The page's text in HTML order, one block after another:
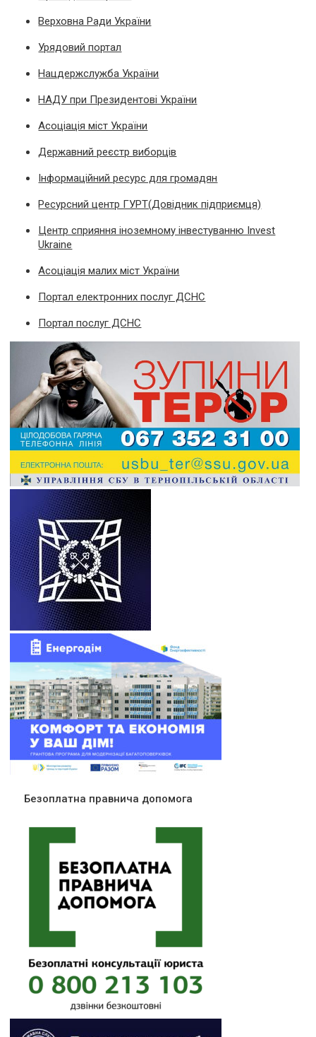
Верховна Ради України
Урядовий портал
Нацдержслужба України
НАДУ при Президентові України
Асоціація міст України
Державний реєстр виборців
Інформаційний ресурс для громадян
Ресурсний центр ГУРТ(Довідник підприємця)
Центр сприяння іноземному інвестуванню Invest
Ukraine
Асоціація малих міст України
Портал електронних послуг ДСНС
Портал послуг ДСНС
Безоплатна правнича допомога